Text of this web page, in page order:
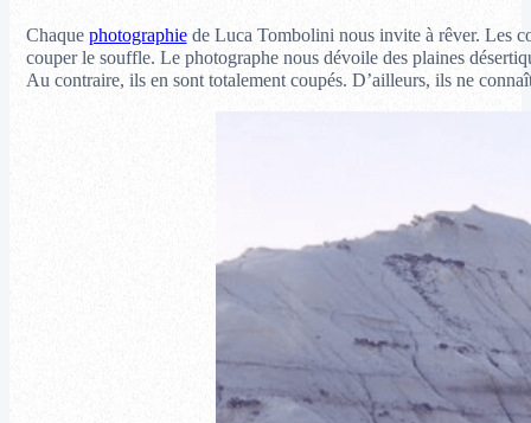
Chaque photographiede Luca Tombolini nous invite à rêver. Les
couper le souffle. Le photographe nous dévoile des plaines
Au contraire, ils en sont totalement coupés. D’ailleurs, ils ne